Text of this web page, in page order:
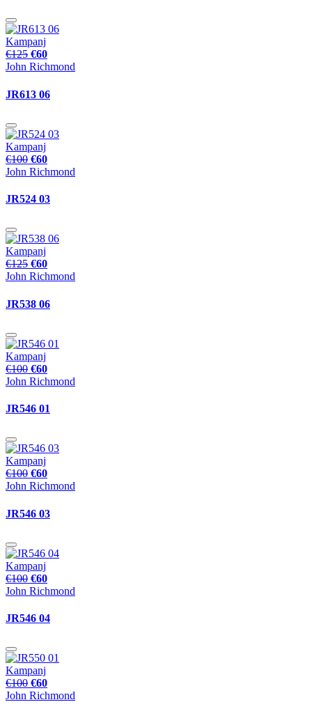
Kampanj
€125 €60
John Richmond
JR613 06
Kampanj
€100 €60
John Richmond
JR524 03
Kampanj
€125 €60
John Richmond
JR538 06
Kampanj
€100 €60
John Richmond
JR546 01
Kampanj
€100 €60
John Richmond
JR546 03
Kampanj
€100 €60
John Richmond
JR546 04
Kampanj
€100 €60
John Richmond